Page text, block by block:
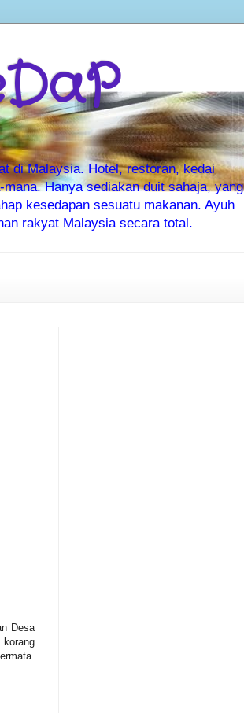
di Malaysia. Hotel, restoran, kedai
Hanya sediakan duit sahaja, yang
kesedapan sesuatu makanan. Ayuh
rakyat Malaysia secara total.
Desa